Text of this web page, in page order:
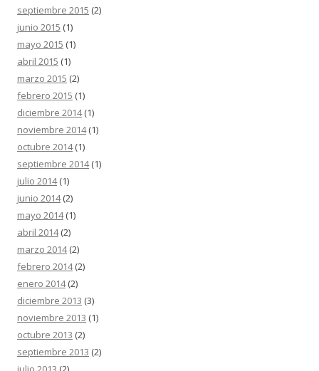
septiembre 2015 (2)
junio 2015 (1)
mayo 2015 (1)
abril 2015 (1)
marzo 2015 (2)
febrero 2015 (1)
diciembre 2014(1)
noviembre 2014(1)
octubre 2014(1)
septiembre 2014(1)
julio 2014(1)
junio 2014(2)
mayo 2014(1)
abril 2014(2)
marzo 2014(2)
febrero 2014(2)
enero 2014(2)
diciembre 2013 (3)
noviembre 2013 (1)
octubre 2013 (2)
septiembre 2013 (2)